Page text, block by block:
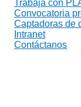
Trabaja con
Convocatoria
Captadoras de
Intranet
Contáctanos